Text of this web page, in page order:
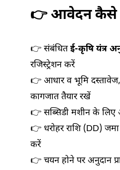
👉 आवेदन कैसे
👉 संबंधितई-कृषि यंत्र
रजिस्ट्रेशन करें
👉 आधार व भूमि
कागजात तैयार रखें
👉 सब्सिडी मशीन के लिए
👉 धरोहर राशि (DD)
करें
👉 चयन होने पर अनुदान